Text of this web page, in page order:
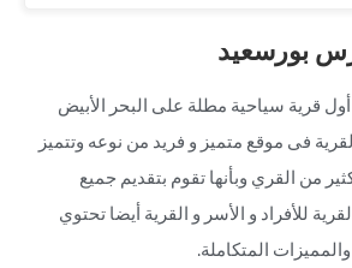
بورسعيد
قرية سياحية مطلة على البحر الأبيض
فى موقع متميز و فريد من نوعه وتتميز
من القري وبأنها تقوم بتقديم جميع
للأفراد و الأسر و القرية أيضا تحتوي
المتكاملة.